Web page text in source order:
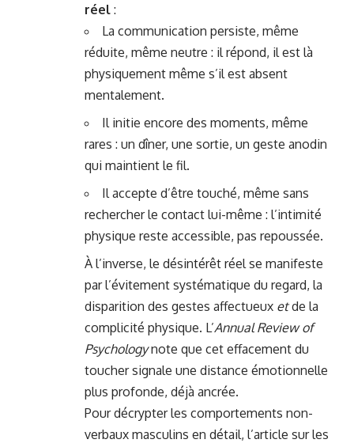
réel :
La communication persiste, même
réduite, même neutre : il répond, il est là
physiquement même s’il est absent
mentalement.
Il initie encore des moments, même
rares : un dîner, une sortie, un geste anodin
qui maintient le fil.
Il accepte d’être touché, même sans
rechercher le contact lui-même : l’intimité
physique reste accessible, pas repoussée.
À l’inverse, le désintérêt réel se manifeste
par l’évitement systématique du regard, la
disparition des gestes affectueux etde la
complicité physique. L’Annual Review of
Psychologynote que cet effacement du
toucher signale une distance émotionnelle
plus profonde, déjà ancrée.
Pour décrypter les comportements non-
verbaux masculins en détail, l’article sur les